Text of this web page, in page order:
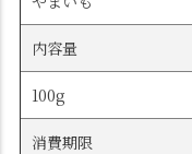
内容量
100g
消費期限